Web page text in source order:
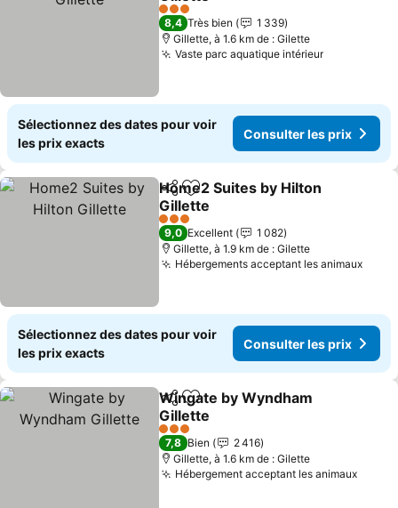
Consulter les prix
3 Étoiles
8,4 Très bien
1 339
Gillette, à 1.6 km de : Gilette
Vaste parc aquatique intérieurConsulter
Sélectionnez des dates pour voir
les prix exacts
Consulter les prix
PartagerAjouter à mes favoris
Home2 Suites by Hilton
Gillette
Consulter les prix
3 Étoiles
9,0 Excellent
1 082
Gillette, à 1.9 km de : Gilette
Hébergements acceptant les animaux
Sélectionnez des dates pour voir
les prix exacts
Consulter les prix
PartagerAjouter à mes favoris
Wingate by Wyndham
Gillette
Consulter les prix
3 Étoiles
7,8 Bien
2 416
Gillette, à 1.6 km de : Gilette
Hébergement acceptant les animaux